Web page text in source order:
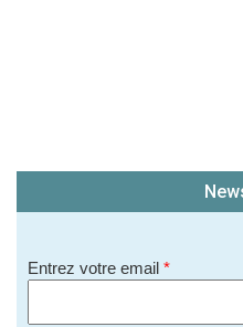
Entrez votre email *